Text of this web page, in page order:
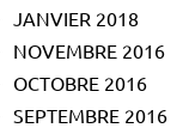
JANVIER 2018
NOVEMBRE 2016
OCTOBRE 2016
SEPTEMBRE 2016